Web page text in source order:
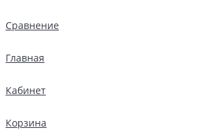
Сравнение
Главная
Кабинет
Корзина